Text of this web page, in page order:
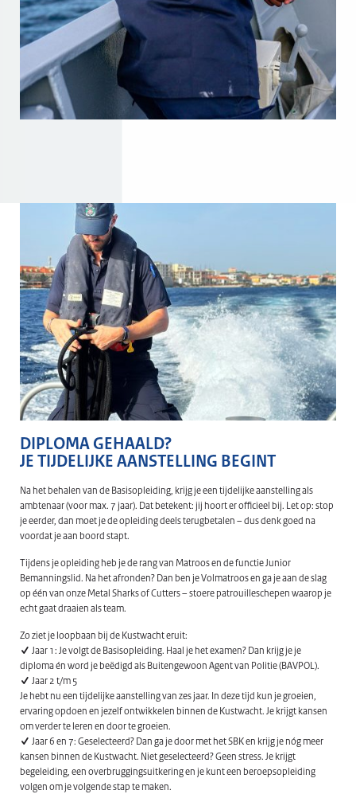
DIPLOMA GEHAALD?
JE TIJDELIJKE AANSTELLING BEGINT
Na het behalen van de Basisopleiding, krijg je een tijdelijke aanstelling als
ambtenaar (voor max. 7 jaar). Dat betekent: jij hoort er officieel bij. Let op: stop
je eerder, dan moet je de opleiding deels terugbetalen – dus denk goed na
voordat je aan boord stapt.
Tijdens je opleiding heb je de rang van Matroos en de functie Junior
Bemanningslid. Na het afronden? Dan ben je Volmatroos en ga je aan de slag
op één van onze Metal Sharks of Cutters – stoere patrouilleschepen waarop je
echt gaat draaien als team.
Zo ziet je loopbaan bij de Kustwacht eruit:
Jaar 1: Je volgt de Basisopleiding. Haal je het examen? Dan krijg je je
diploma én word je beëdigd als Buitengewoon Agent van Politie (BAVPOL).
Jaar 2 t/m 5
Je hebt nu een tijdelijke aanstelling van zes jaar. In deze tijd kun je groeien,
ervaring opdoen en jezelf ontwikkelen binnen de Kustwacht. Je krijgt kansen
om verder te leren en door te groeien.
Jaar 6 en 7: Geselecteerd? Dan ga je door met het SBK en krijg je nóg meer
kansen binnen de Kustwacht. Niet geselecteerd? Geen stress. Je krijgt
begeleiding, een overbruggingsuitkering en je kunt een beroepsopleiding
volgen om je volgende stap te maken.